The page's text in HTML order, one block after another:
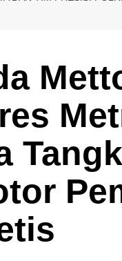
Istri
admin
Kota
Politik